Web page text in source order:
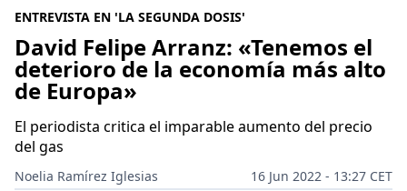
ENTREVISTA EN 'LA SEGUNDA DOSIS'
David Felipe Arranz: «Tenemos el
deterioro de la economía más alto
de Europa»
El periodista critica el imparable aumento del precio
del gas
Noelia Ramírez Iglesias
16 Jun 2022 - 13:27 CET